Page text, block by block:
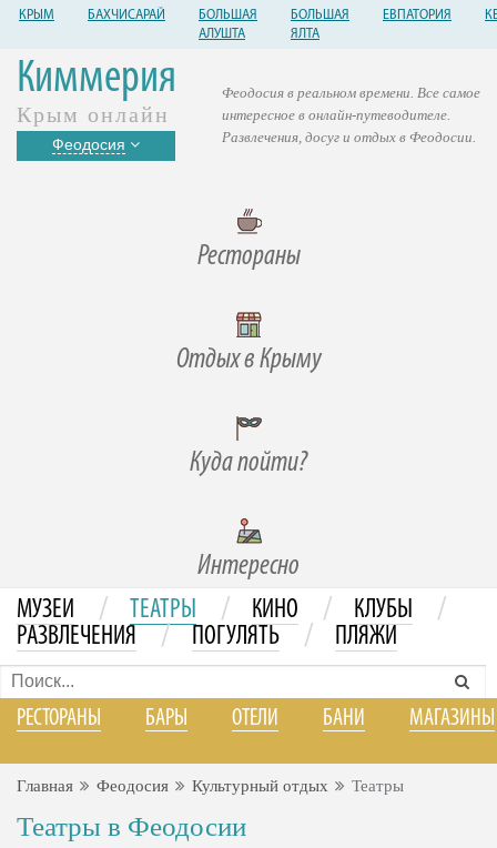
КРЫМ БАХЧИСАРАЙ
БОЛЬШАЯ
АЛУШТА
БОЛЬШАЯ
ЯЛТА
ЕВПАТОРИЯ
Киммерия
Крым онлайн
Феодосия
Рестораны
Отдых в Крыму
Куда пойти?
Интересно
Феодосия в реальном времени. Все самое
интересное в онлайн-путеводителе.
Развлечения, досуг и отдых в Феодосии.
МУЗЕИ / ТЕАТРЫ / КИНО / КЛУБЫ /
РАЗВЛЕЧЕНИЯ / ПОГУЛЯТЬ / ПЛЯЖИ
РЕСТОРАНЫ БАРЫ ОТЕЛИ БАНИ МАГАЗИНЫ
Главная Феодосия Культурный отдых Театры
Театры в Феодосии